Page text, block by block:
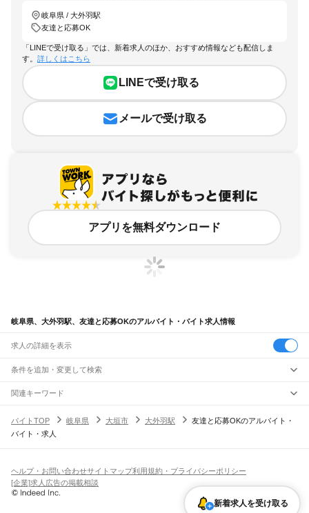
岐阜県 / 大外羽駅
友達と応募OK
「LINEで受け取る」では、新着求人のほか、おすすめ情報なども配信しま
す。 詳しくはこちら
LINEで受け取る
メールで受け取る
アプリを無料ダウンロード
岐阜県、大外羽駅、友達と応募OKのアルバイト・バイト求人情報
求人の詳細を表示
条件を追加・変更して検索
市区町村を追加・変更
岐阜県すべて
岐阜市
駅を追加・変更
JR高山本線
岐阜駅 長森駅 坂祝駅 美濃太田駅
焼石駅下呂駅禅昌寺駅飛騨萩原駅
職種を追加・変更
飲食・フードサービスすべて
ホールスタッフキッチンスタッフ
パン屋（ベーカリー）
バー（BAR）・バーテンダー
飲食店（店長・マネージャー）
人気
日払いOK高校生歓迎 髪型・髪色自由
留学生・外国人活躍中
雇用形態を追加・変更
関連キーワード
バイトTOP
岐阜県 大垣市 大外羽駅
友達と応募OKのアルバイト・
バイト・求人
新着求人を受け取る
ヘルプ・お問い合わせサイトマップ利用規約・プライバシーポリシー
[企業]求人広告の掲載相談